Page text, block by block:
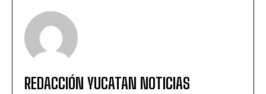
REDACCIÓN YUCATAN NOTICIAS